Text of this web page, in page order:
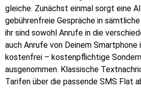
gleiche. Zunächst einmal sorgt eine
gebührenfreie Gespräche in
ihr sind sowohl Anrufe in die
auch Anrufe von Deinem
kostenfrei – kostenpflichtige
ausgenommen. Klassische
Tarifen über die passende SMS Flat